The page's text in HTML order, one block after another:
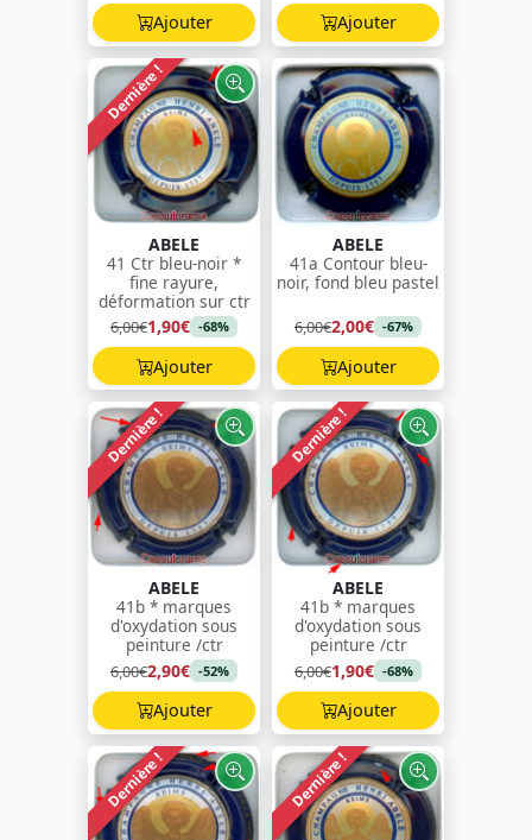
Ajouter Ajouter
Dernière !
ABELE
41 Ctr bleu-noir *
fine rayure,
déformation sur ctr
6,00€1,90€ -68%
Ajouter
ABELE
41a Contour bleu-
noir, fond bleu pastel
6,00€2,00€ -67%
Ajouter
Dernière !
ABELE
41b * marques
d'oxydation sous
peinture /ctr
6,00€2,90€ -52%
Ajouter
Dernière !
ABELE
41b * marques
d'oxydation sous
peinture /ctr
6,00€1,90€ -68%
Ajouter
Dernière ! Dernière !